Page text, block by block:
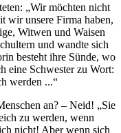
„Wir möchten nicht
wir unsere Firma haben,
Witwen und Waisen
und wandte sich
besteht ihre Sünde, wo
eine Schwester zu Wort:
werden ...“
an? – Neid! „Sie
zu werden, wenn
nicht! Aber wenn sich